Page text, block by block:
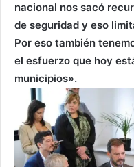
nacional nos sacó
de seguridad y eso
Por eso también
el esfuerzo que hoy
municipios».